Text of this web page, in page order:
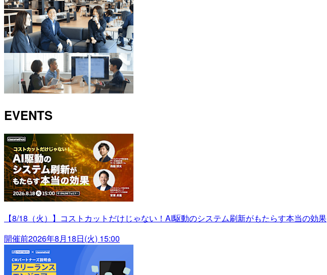
EVENTS
【8/18（火）】コストカットだけじゃない！AI駆動のシステム刷新がもたらす本当の効果
開催前2026年8月18日(火) 15:00